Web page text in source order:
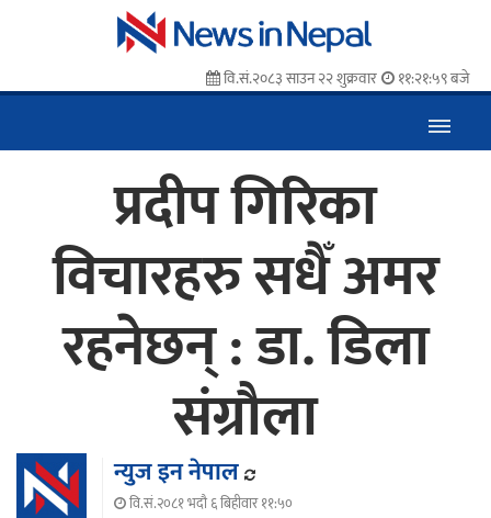
वि.सं.२०८३ साउन २२ शुक्रवार ११:२१:५९ बजे
प्रदीप गिरिका
विचारहरु सधैँ अमर
रहनेछन् : डा. डिला
संग्रौला
न्युज इन नेपाल
वि.सं.२०८१ भदौ ६ बिहीवार ११:५०